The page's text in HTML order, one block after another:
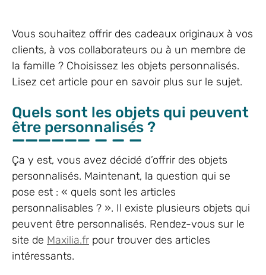
Vous souhaitez offrir des cadeaux originaux à vos
clients, à vos collaborateurs ou à un membre de
la famille ? Choisissez les objets personnalisés.
Lisez cet article pour en savoir plus sur le sujet.
Quels sont les objets qui peuvent
être personnalisés ?
Ça y est, vous avez décidé d’offrir des objets
personnalisés. Maintenant, la question qui se
pose est : « quels sont les articles
personnalisables ? ». Il existe plusieurs objets qui
peuvent être personnalisés. Rendez-vous sur le
site de Maxilia.fr pour trouver des articles
intéressants.